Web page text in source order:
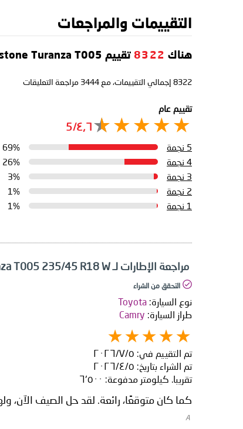
التقييمات والمراجعات
هناك 8322 تقييم Bridgestone Turanza T005
8322 إجمالي التقييمات، مع 3444 مراجعة التعليقات
تقييم عام
٤٫٦/5
5 نجمة
69%
4 نجمة
26%
3 نجمة
3%
2 نجمة
1%
1 نجمة
1%
مراجعة الإطارات لـ Bridgestone Turanza T005 235/45 R18 W
التحقق من الشراء
نوع السيارة: Toyota
طراز السيارة: Camry
تم التقييم في: ٥‏/٧‏/٢٠٢٦
تم الشراء بتاريخ: ٥‏/٤‏/٢٠٢٦
تقريبا. كيلومتر مدفوعة: ٦٬٥٠٠
كما كان متوقعًا، رائعة. لقد حل الصيف الآن،